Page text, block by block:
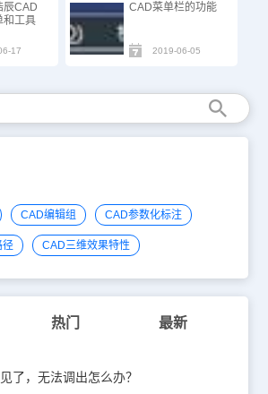
辰CAD
和工具
17
CAD菜单栏的功能
2019-06-05
CAD编辑组 CAD参数化标注
径 CAD三维效果特性
热门 最新
了，无法调出怎么办？